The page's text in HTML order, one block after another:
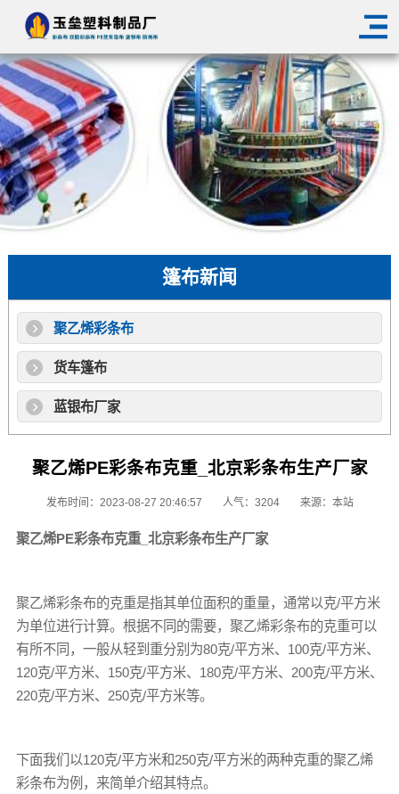
篷布新闻
聚乙烯彩条布
货车篷布
蓝银布厂家
聚乙烯PE彩条布克重_北京彩条布生产厂家
发布时间：2023-08-27 20:46:57 人气：3204 来源：本站
聚乙烯PE彩条布克重_北京彩条布生产厂家
聚乙烯彩条布的克重是指其单位面积的重量，通常以克/平方米
为单位进行计算。根据不同的需要， 聚乙烯彩条布的克重可以
有所不同，一般从轻到重分别为80克/平方米、100克/平方米、
120克/平方米、150克/平方米、180克/平方米、200克/平方米、
220克/平方米、250克/平方米等。
下面我们以120克/平方米和250克/平方米的两种克重的聚乙烯
彩条布为例，来简单介绍其特点。